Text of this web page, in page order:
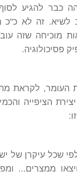
כבר להגיע
לשיא. זה לא כ"כ
מוכיחה שזה
פסיכולוגיה.
העומר, לקראת
הציפייה
שכל עיקרן של
ממצרים...